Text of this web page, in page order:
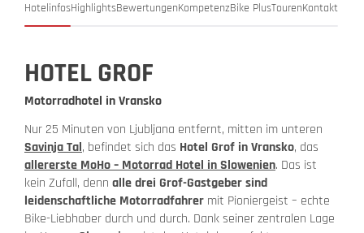
HotelinfosHighlightsBewertungenKompetenzBike PlusTourenKontakt
HOTEL GROF
Motorradhotel in Vransko
Nur 25 Minuten von Ljubljana entfernt, mitten im unteren
Savinja Tal, befindet sich das Hotel Grof in Vransko, das
allererste MoHo – Motorrad Hotel in Slowenien. Das ist
kein Zufall, denn alle drei Grof-Gastgeber sind
leidenschaftliche Motorradfahrer mit Pioniergeist – echte
Bike-Liebhaber durch und durch. Dank seiner zentralen Lage